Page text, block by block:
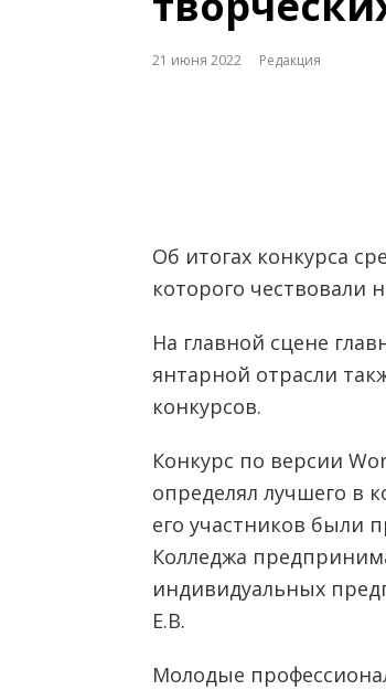
21 июня 2022 Редакция
Об итогах конкурса
которого чествовали
На главной сцене
янтарной отрасли
конкурсов.
Конкурс по версии
определял лучшего в
его участников были
Колледжа
индивидуальных
Е.В.
Молодые